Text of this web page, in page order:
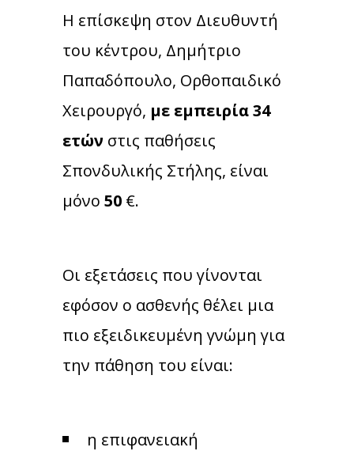
Η επίσκεψη στον Διευθυντή
του κέντρου, Δημήτριο
Παπαδόπουλο, Ορθοπαιδικό
Χειρουργό, με εμπειρία 34
ετών στις παθήσεις
Σπονδυλικής Στήλης, είναι
μόνο 50 €.
Οι εξετάσεις που γίνονται
εφόσον ο ασθενής θέλει μια
πιο εξειδικευμένη γνώμη για
την πάθηση του είναι:
η επιφανειακή